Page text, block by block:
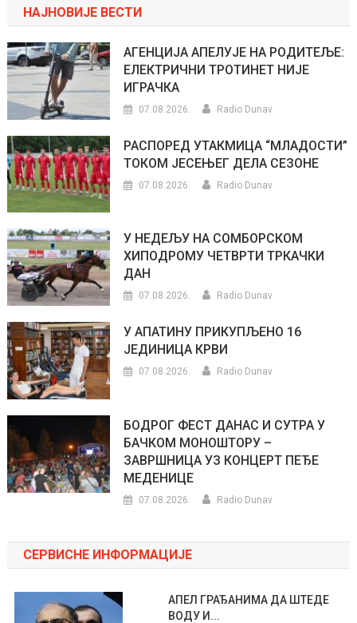
НАЈНОВИЈЕ ВЕСТИ
АГЕНЦИЈА АПЕЛУЈЕ НА РОДИТЕЉЕ:
ЕЛЕКТРИЧНИ ТРОТИНЕТ НИЈЕ
ИГРАЧКА
07.08.2026. Radio Dunav
РАСПОРЕД УТАКМИЦА “МЛАДОСТИ”
ТОКОМ ЈЕСЕЊЕГ ДЕЛА СЕЗОНЕ
07.08.2026. Radio Dunav
У НЕДЕЉУ НА СОМБОРСКОМ
ХИПОДРОМУ ЧЕТВРТИ ТРКАЧКИ
ДАН
07.08.2026. Radio Dunav
У АПАТИНУ ПРИКУПЉЕНО 16
ЈЕДИНИЦА КРВИ
07.08.2026. Radio Dunav
БОДРОГ ФЕСТ ДАНАС И СУТРА У
БАЧКОМ МОНОШТОРУ –
ЗАВРШНИЦА УЗ КОНЦЕРТ ПЕЂЕ
МЕДЕНИЦЕ
07.08.2026. Radio Dunav
СЕРВИСНЕ ИНФОРМАЦИЈЕ
АПЕЛ ГРАЂАНИМА ДА ШТЕДЕ
ВОДУ И...